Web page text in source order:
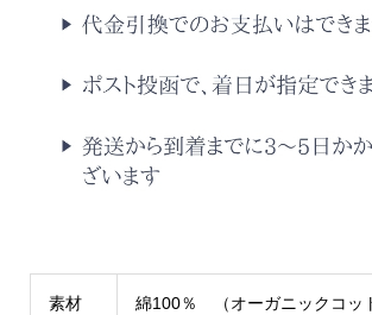
素材 綿100％ （オーガニックコッ